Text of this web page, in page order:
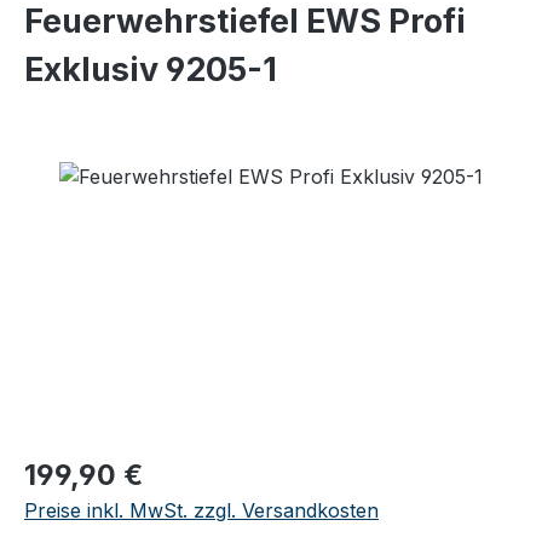
Feuerwehrstiefel EWS Profi
Exklusiv 9205-1
Regulärer Preis:
199,90 €
Preise inkl. MwSt. zzgl. Versandkosten